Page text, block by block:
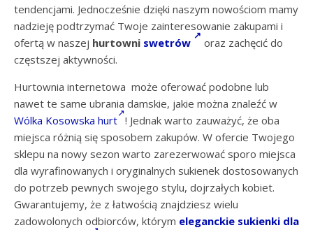
tendencjami. Jednocześnie dzięki naszym nowościom mamy
nadzieję podtrzymać Twoje zainteresowanie zakupami i
ofertą w naszej hurtowni swetrów
oraz zachęcić do
częstszej aktywności.
Hurtownia internetowa może oferować podobne lub
nawet te same ubrania damskie, jakie można znaleźć w
Wólka Kosowska hurt ! Jednak warto zauważyć, że oba
miejsca różnią się sposobem zakupów. W ofercie Twojego
sklepu na nowy sezon warto zarezerwować sporo miejsca
dla wyrafinowanych i oryginalnych sukienek dostosowanych
do potrzeb pewnych swojego stylu, dojrzałych kobiet.
Gwarantujemy, że z łatwością znajdziesz wielu
zadowolonych odbiorców, którym eleganckie sukienki dla